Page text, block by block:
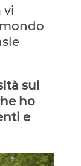
vi
sul
ho
e